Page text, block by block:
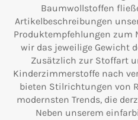
Baumwollstoffen
Artikelbeschreibungen
Produktempfehlungen zum
wir das jeweilige Gewicht
Zusätzlich zur Stoffart
Kinderzimmerstoffe nach
bieten Stilrichtungen von
modernsten Trends, die
Neben unserem